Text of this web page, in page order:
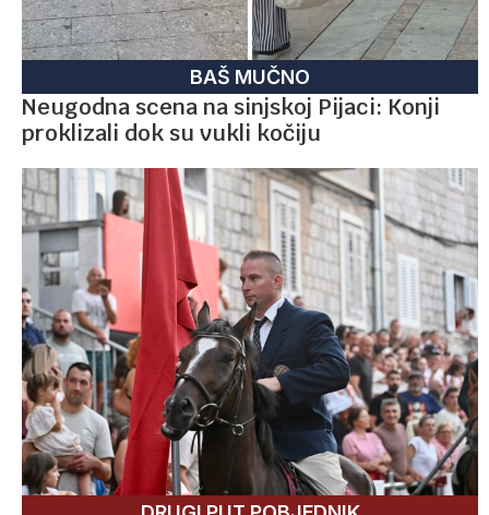
BAŠ MUČNO
Neugodna scena na sinjskoj Pijaci: Konji
proklizali dok su vukli kočiju